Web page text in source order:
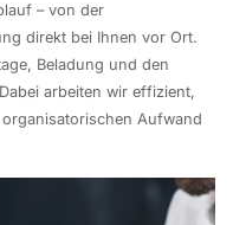
– von der
direkt bei Ihnen vor Ort.
Beladung und den
arbeiten wir effizient,
Aufwand